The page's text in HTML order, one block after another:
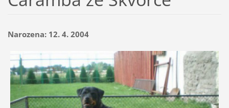
Narozena: 12. 4. 2004